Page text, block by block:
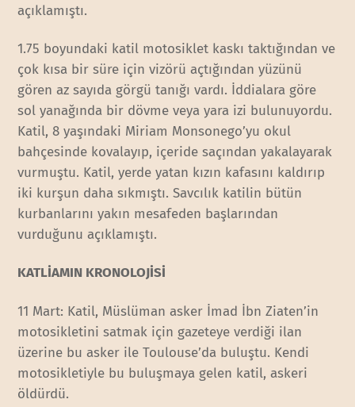
açıklamıştı.
1.75 boyundaki katil motosiklet kaskı taktığından ve
çok kısa bir süre için vizörü açtığından yüzünü
gören az sayıda görgü tanığı vardı. İddialara göre
sol yanağında bir dövme veya yara izi bulunuyordu.
Katil, 8 yaşındaki Miriam Monsonego’yu okul
bahçesinde kovalayıp, içeride saçından yakalayarak
vurmuştu. Katil, yerde yatan kızın kafasını kaldırıp
iki kurşun daha sıkmıştı. Savcılık katilin bütün
kurbanlarını yakın mesafeden başlarından
vurduğunu açıklamıştı.
KATLİAMIN KRONOLOJİSİ
11 Mart: Katil, Müslüman asker İmad İbn Ziaten’in
motosikletini satmak için gazeteye verdiği ilan
üzerine bu asker ile Toulouse’da buluştu. Kendi
motosikletiyle bu buluşmaya gelen katil, askeri
öldürdü.